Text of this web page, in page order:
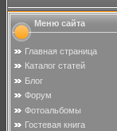
Меню сайта
Главная страница
Каталог статей
Блог
Форум
Фотоальбомы
Гостевая книга